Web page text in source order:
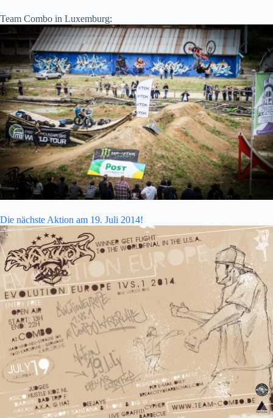
Team Combo in Luxemburg:
Die nächste Aktion am 19. Juli 2014!